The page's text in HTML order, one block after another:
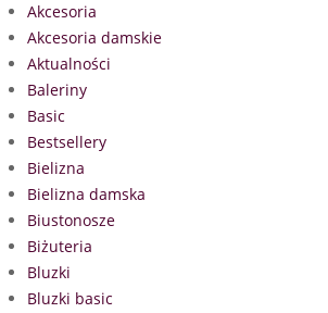
Akcesoria
Akcesoria damskie
Aktualności
Baleriny
Basic
Bestsellery
Bielizna
Bielizna damska
Biustonosze
Biżuteria
Bluzki
Bluzki basic